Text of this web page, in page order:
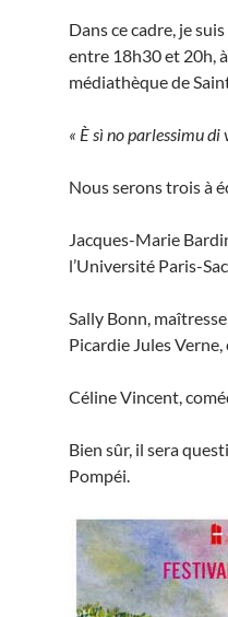
Dans ce cadre, je
entre 18h30 et 20h,
médiathèque de
« È sì no parlessimu di
Nous serons trois à
Jacques-Marie
l’Université Paris-
Sally Bonn,
Picardie Jules
Céline Vincent,
Bien sûr, il sera
Pompéi.